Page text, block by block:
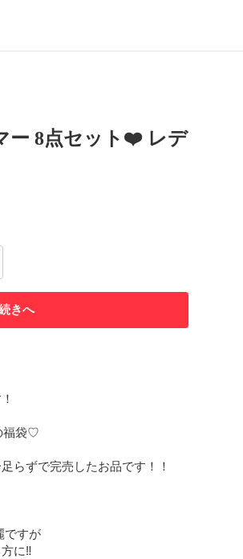
ー 8点セット❤️ レデ
きへ
福袋♡
らずで完売したお品です！！
ですが
に‼️